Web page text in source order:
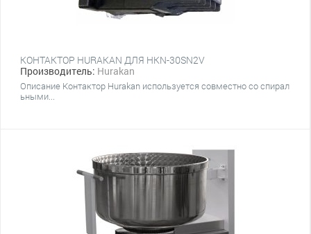
КОНТАКТОР HURAKAN ДЛЯ HKN-30SN2V
Производитель: Hurakan
Описание Контактор Hurakan используется совместно со спирал
ьными...